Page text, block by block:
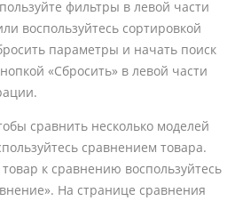
фильтры в левой части
воспользуйтесь сортировкой
параметры и начать поиск
«Сбросить» в левой части
сравнить несколько моделей
сравнением товара.
к сравнению воспользуйтесь
На странице сравнения